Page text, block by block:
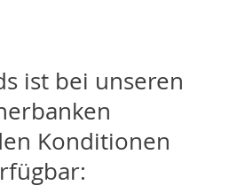
ist bei unseren
Konditionen